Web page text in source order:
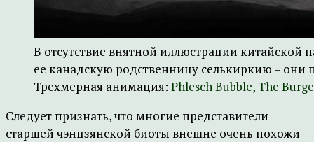
В отсутствие внятной иллюстрации китайской
ее канадскую родственницу селькиркию – они
Трехмерная анимация: Phlesch Bubble, The
Следует признать, что многие представители
старшей чэнцзянской биоты внешне очень похожи